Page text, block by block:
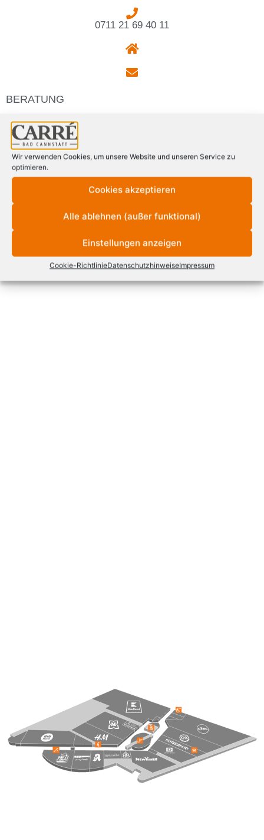
Wir verwenden Cookies, um unsere Website und unseren Service zu
optimieren.
Cookies akzeptieren
Alle ablehnen (außer funktional)
Einstellungen anzeigen
Cookie-RichtlinieDatenschutzhinweiseImpressum
0711 21 69 40 11
BERATUNG
Deckerstraße 31
70372 Stuttgart
CENTERPLAN